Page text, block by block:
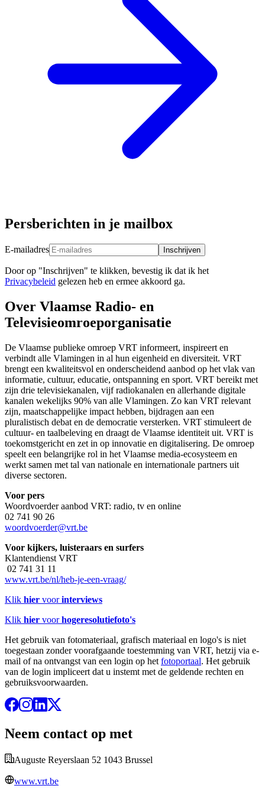
Persberichten in je mailbox
E-mailadres Inschrijven
Door op "Inschrijven" te klikken, bevestig ik dat ik het
Privacybeleid gelezen heb en ermee akkoord ga.
Over Vlaamse Radio- en
Televisieomroeporganisatie
De Vlaamse publieke omroep VRT informeert, inspireert en
verbindt alle Vlamingen in al hun eigenheid en diversiteit. VRT
brengt een kwaliteitsvol en onderscheidend aanbod op het vlak van
informatie, cultuur, educatie, ontspanning en sport. VRT bereikt met
zijn drie televisiekanalen, vijf radiokanalen en allerhande digitale
kanalen wekelijks 90% van alle Vlamingen. Zo kan VRT relevant
zijn, maatschappelijke impact hebben, bijdragen aan een
pluralistisch debat en de democratie versterken. VRT stimuleert de
cultuur- en taalbeleving en draagt de Vlaamse identiteit uit. VRT is
toekomstgericht en zet in op innovatie en digitalisering. De omroep
speelt een belangrijke rol in het Vlaamse media-ecosysteem en
werkt samen met tal van nationale en internationale partners uit
diverse sectoren.
Voor pers
Woordvoerder aanbod VRT: radio, tv en online
02 741 90 26
woordvoerder@vrt.be
Voor kijkers, luisteraars en surfers
Klantendienst VRT
02 741 31 11
www.vrt.be/nl/heb-je-een-vraag/
Klik hier voorinterviews
Klik hier voorhogeresolutiefoto's
Het gebruik van fotomateriaal, grafisch materiaal en logo's is niet
toegestaan zonder voorafgaande toestemming van VRT, hetzij via e-
mail of na ontvangst van een login op het fotoportaal. Het gebruik
van de login impliceert dat u instemt met de geldende rechten en
gebruiksvoorwaarden.
Neem contact op met
Auguste Reyerslaan 52 1043 Brussel
www.vrt.be